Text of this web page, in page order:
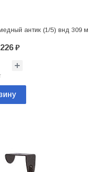
антик (1/5) внд 309 м
₽